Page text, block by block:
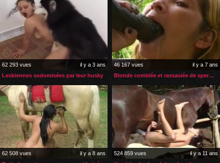
62 293 vues
il y a 3 ans
Lesbiennes sodomisées par leur husky
46 167 vues
il y a 7 ans
Blonde comblée et rassasiée de sperme par son cheval
62 508 vues
il y a 8 ans
524 859 vues
il y a 11 ans